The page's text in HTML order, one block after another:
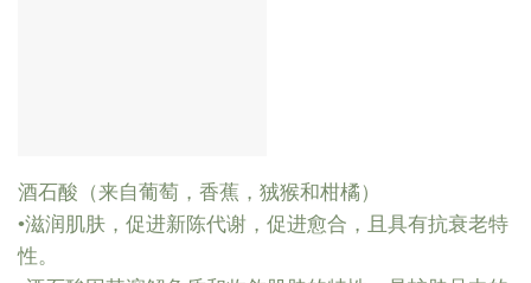
酒石酸（来自葡萄，香蕉，狨猴和柑橘）
•滋润肌肤，促进新陈代谢，促进愈合，且具有抗衰老特
性。